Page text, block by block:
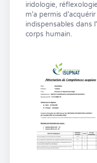
iridologie,
m'a permis
indispensables dans
corps humain.